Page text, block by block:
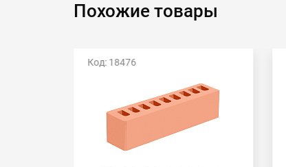
Похожие товары
Код: 18476